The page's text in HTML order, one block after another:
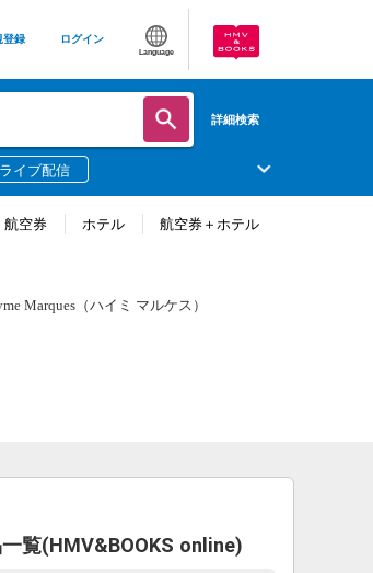
登録 ログイン
Language
詳細検索
ライブ配信
航空券 ホテル 航空券＋ホテル
覧(HMV&BOOKS online)